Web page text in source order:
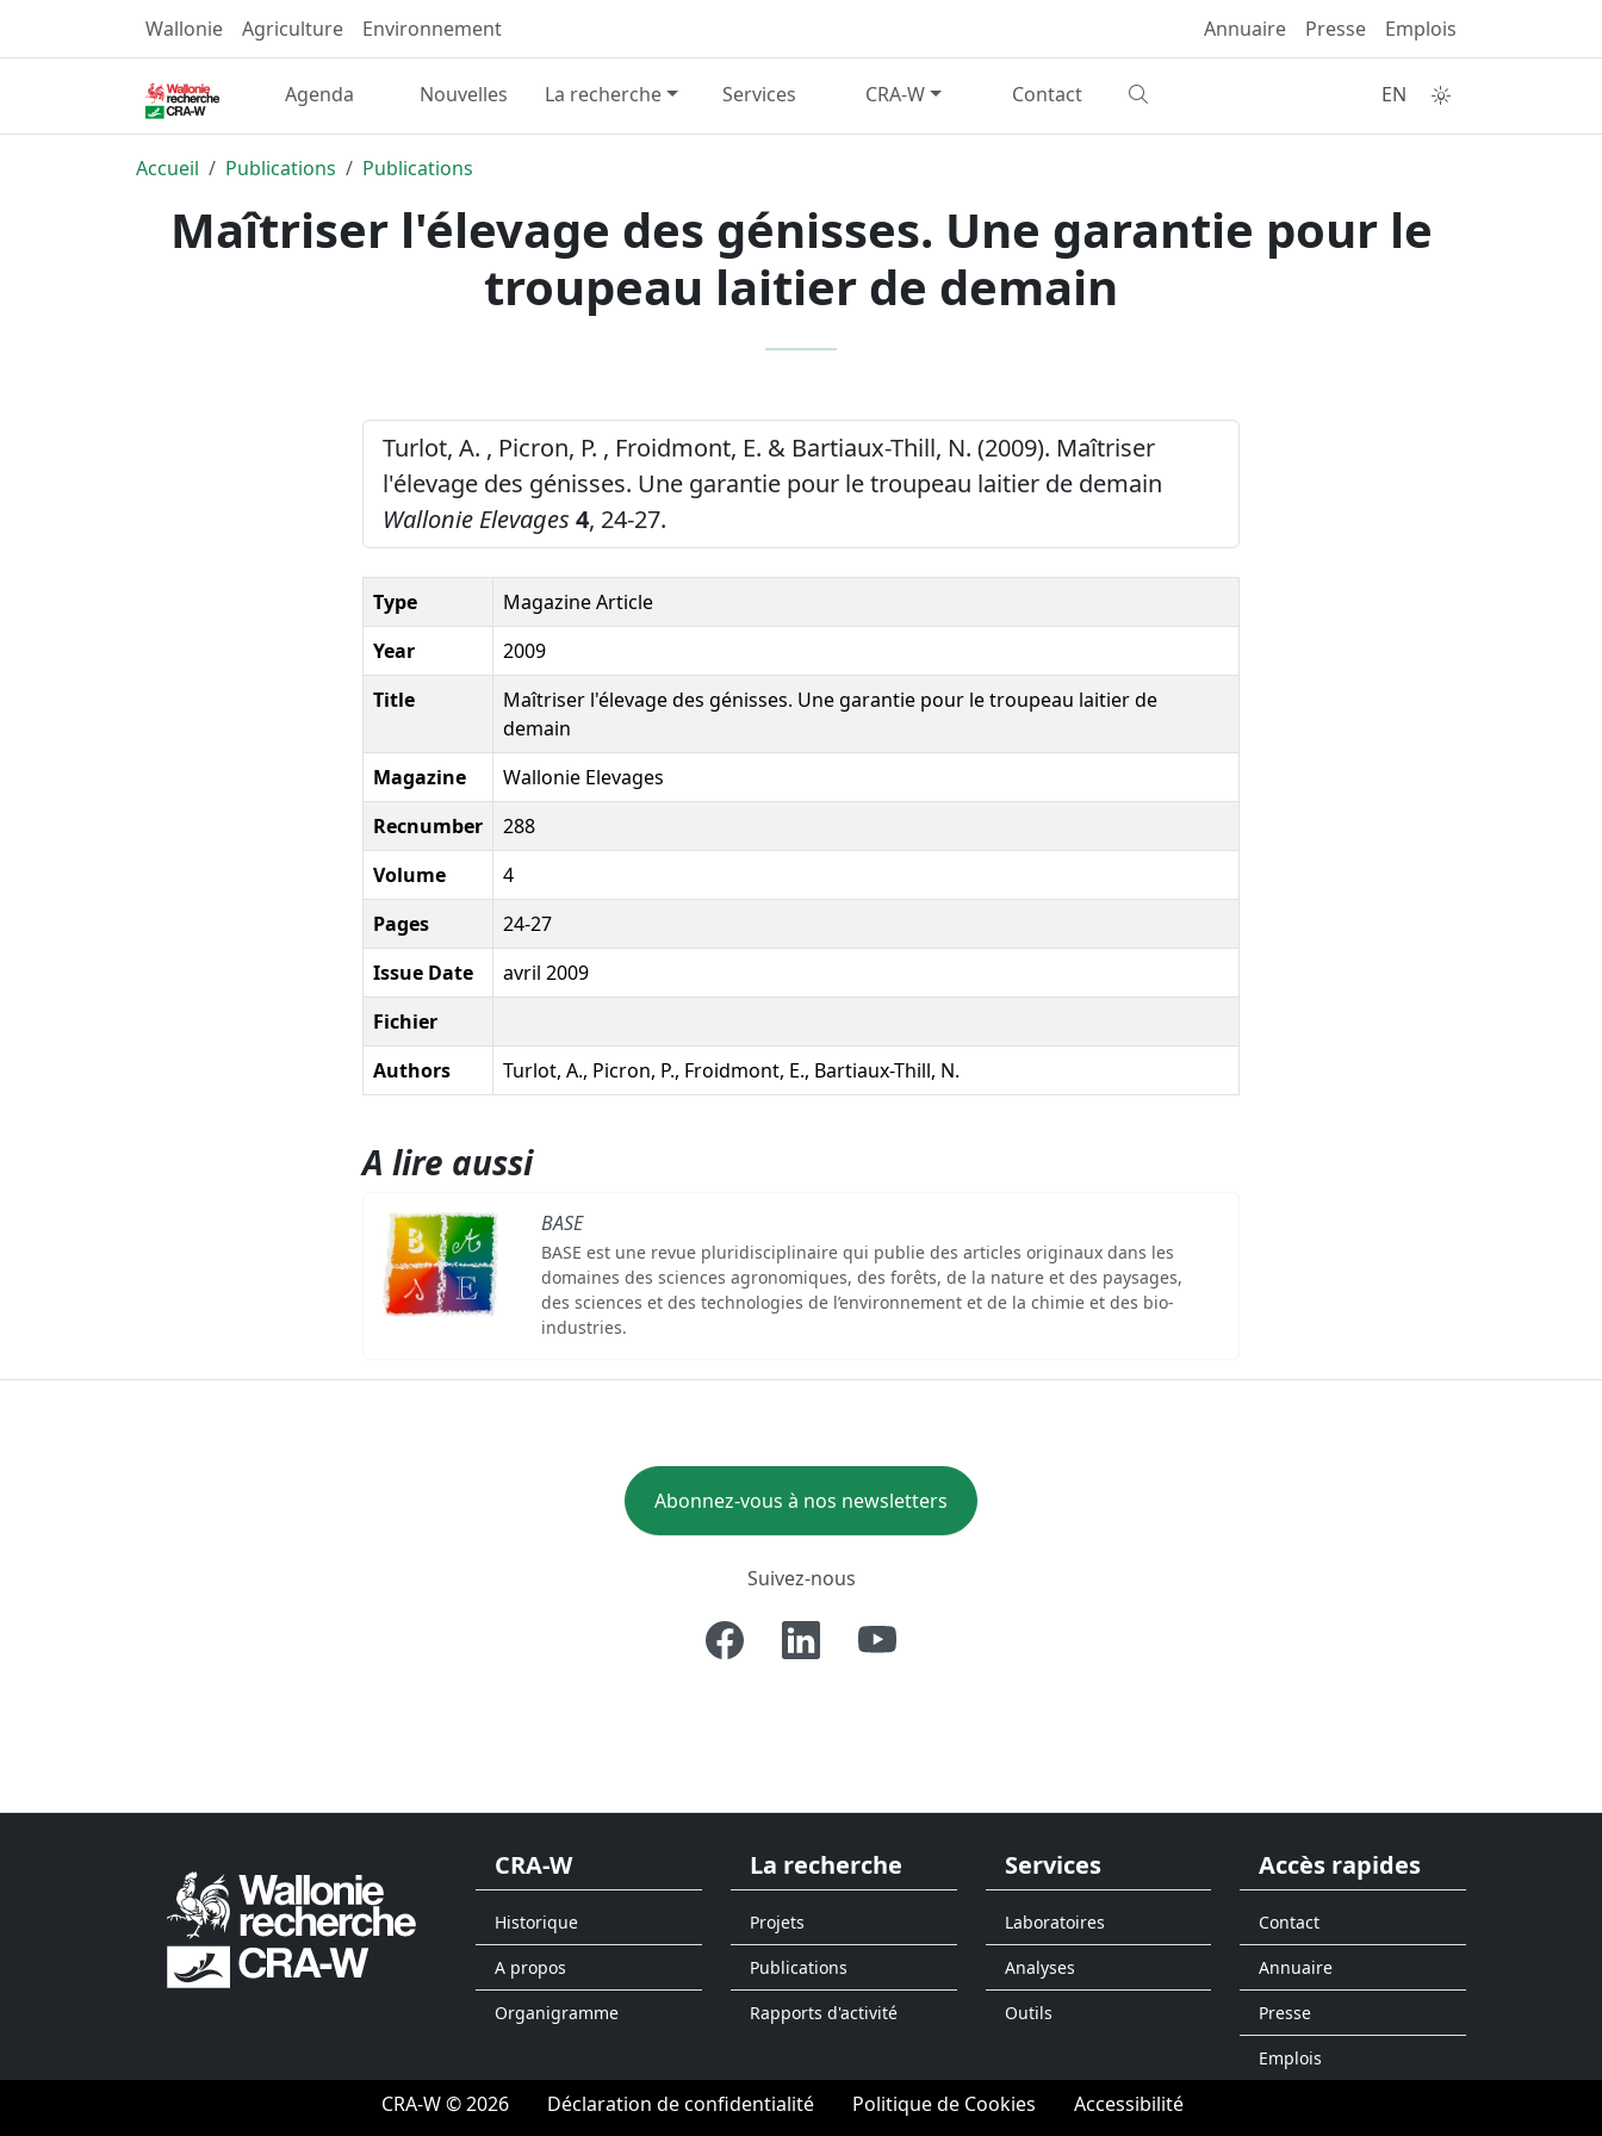
Wallonie Agriculture Environnement Annuaire Presse Emplois
Agenda Nouvelles La recherche Services CRA-W Contact EN
Accueil Publications Publications
Maîtriser l'élevage des génisses. Une garantie pour le
troupeau laitier de demain
Turlot, A. , Picron, P. , Froidmont, E. & Bartiaux-Thill, N. (2009). Maîtriser
l'élevage des génisses. Une garantie pour le troupeau laitier de demain
Wallonie Elevages 4, 24-27.
Type
Magazine Article
Year
2009
Title
Maîtriser l'élevage des génisses. Une garantie pour le troupeau laitier de
demain
Magazine
Wallonie Elevages
Recnumber
288
Volume
4
Pages
24-27
Issue Date
avril 2009
Fichier
Authors
Turlot, A., Picron, P., Froidmont, E., Bartiaux-Thill, N.
A lire aussi
BASE
BASE est une revue pluridisciplinaire qui publie des articles originaux dans les
domaines des sciences agronomiques, des forêts, de la nature et des paysages,
des sciences et des technologies de l’environnement et de la chimie et des bio-
industries.
Abonnez-vous à nos newsletters
Suivez-nous
CRA-W
Historique
A propos
Organigramme
La recherche
Projets
Publications
Rapports d'activité
Services
Laboratoires
Analyses
Outils
Accès rapides
Contact
Annuaire
Presse
Emplois
CRA-W © 2026 Déclaration de confidentialité Politique de Cookies Accessibilité